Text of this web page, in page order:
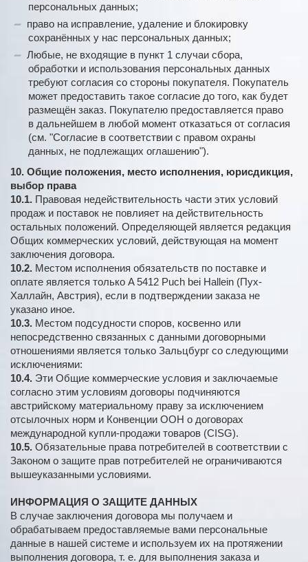
персональных данных;
право на исправление, удаление и блокировку
сохранённых у нас персональных данных;
Любые, не входящие в пункт 1 случаи сбора,
обработки и использования персональных данных
требуют согласия со стороны покупателя. Покупатель
может предоставить такое согласие до того, как будет
размещён заказ. Покупателю предоставляется право
в дальнейшем в любой момент отказаться от согласия
(см. "Согласие в соответствии с правом охраны
данных, не подлежащих оглашению").
10. Общие положения, место исполнения, юрисдикция,
выбор права
10.1. Правовая недействительность части этих условий
продаж и поставок не повлияет на действительность
остальных положений. Определяющей является редакция
Общих коммерческих условий, действующая на момент
заключения договора.
10.2. Местом исполнения обязательств по поставке и
оплате является только A 5412 Puch bei Hallein (Пух-
Халлайн, Австрия), если в подтверждении заказа не
указано иное.
10.3. Местом подсудности споров, косвенно или
непосредственно связанных с данными договорными
отношениями является только Зальцбург со следующими
исключениями:
10.4. Эти Общие коммерческие условия и заключаемые
согласно этим условиям договоры подчиняются
австрийскому материальному праву за исключением
отсылочных норм и Конвенции ООН о договорах
международной купли-продажи товаров (CISG).
10.5. Обязательные права потребителей в соответствии с
Законом о защите прав потребителей не ограничиваются
вышеуказанными условиями.
ИНФОРМАЦИЯ О ЗАЩИТЕ ДАННЫХ
В случае заключения договора мы получаем и
обрабатываем предоставляемые вами персональные
данные в нашей системе и используем их на протяжении
выполнения договора, т. е. для выполнения заказа и